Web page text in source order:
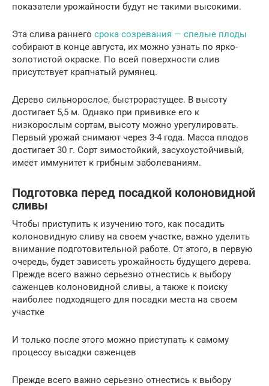
показатели урожайности будут не такими высокими.
Эта слива раннего срока созревания — спелые плоды
собирают в конце августа, их можно узнать по ярко-
золотистой окраске. По всей поверхности слив
присутствует крапчатый румянец.
Дерево сильнорослое, быстрорастущее. В высоту
достигает 5,5 м. Однако при прививке его к
низкорослым сортам, высоту можно урегулировать.
Первый урожай снимают через 3-4 года. Масса плодов
достигает 30 г. Сорт зимостойкий, засухоустойчивый,
имеет иммунитет к грибным заболеваниям.
Подготовка перед посадкой колоновидной
сливы
Чтобы приступить к изучению того, как посадить
колоновидную сливу на своем участке, важно уделить
внимание подготовительной работе. От этого, в первую
очередь, будет зависеть урожайность будущего дерева.
Прежде всего важно серьезно отнестись к выбору
саженцев колоновидной сливы, а также к поиску
наиболее подходящего для посадки места на своем
участке
И только после этого можно приступать к самому
процессу высадки саженцев
Прежде всего важно серьезно отнестись к выбору